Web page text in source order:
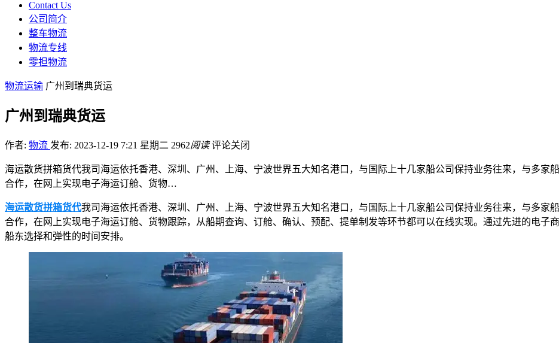
Contact Us
公司简介
整车物流
物流专线
零担物流
物流运输 广州到瑞典货运
广州到瑞典货运
作者: 物流 发布: 2023-12-19 7:21 星期二 2962阅读 评论关闭
海运散货拼箱货代我司海运依托香港、深圳、广州、上海、宁波世界五大知名港口，与国际上十几家船公司保持业务往来，与多家
合作，在网上实现电子海运订舱、货物…
海运散货拼箱货代我司海运依托香港、深圳、广州、上海、宁波世界五大知名港口，与国际上十几家船公司保持业务往来，与多家
合作，在网上实现电子海运订舱、货物跟踪，从船期查询、订舱、确认、预配、提单制发等环节都可以在线实现。通过先进的电子
船东选择和弹性的时间安排。